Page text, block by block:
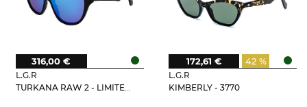
L.G.R
TURKANA RAW 2 - LIMITED EDITION
316,00 €
L.G.R
KIMBERLY - 3770
42 %
172,61 €